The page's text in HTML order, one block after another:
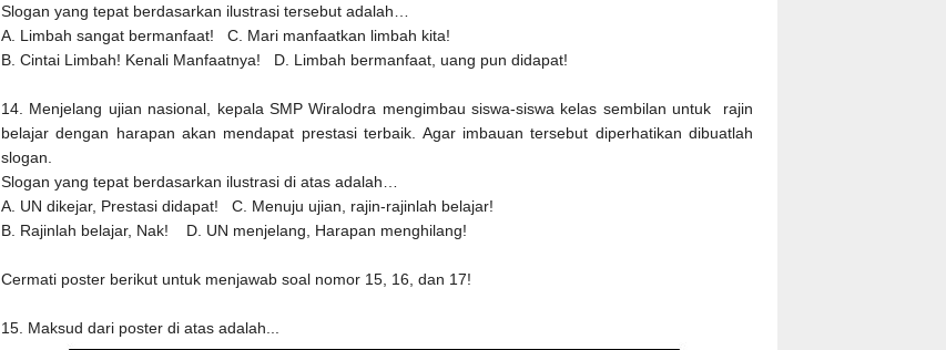
Slogan yang tepat berdasarkan ilustrasi tersebut adalah…
A. Limbah sangat bermanfaat!
C. Mari manfaatkan limbah kita!
B. Cintai Limbah! Kenali Manfaatnya!
D. Limbah bermanfaat, uang pun didapat!
14. Menjelang ujian nasional, kepala SMP Wiralodra mengimbau siswa-siswa kelas sembilan untuk rajin
belajar dengan harapan akan mendapat prestasi terbaik. Agar imbauan tersebut diperhatikan dibuatlah
slogan.
Slogan yang tepat berdasarkan ilustrasi di atas adalah…
A. UN dikejar, Prestasi didapat!
C. Menuju ujian, rajin-rajinlah belajar!
B. Rajinlah belajar, Nak!
D. UN menjelang, Harapan menghilang!
Cermati poster berikut untuk menjawab soal nomor 15, 16, dan 17!
15. Maksud dari poster di atas adalah...